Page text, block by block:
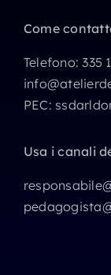
Come
Telefono:335
PEC:
Usa i canali